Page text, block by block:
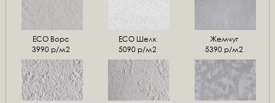
ЕСО Ворс
3990 р/м2
ЕСО Шелк
5090 р/м2
Жемчуг
5390 р/м2